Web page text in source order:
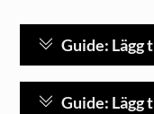
Guide:
Guide: Lägg